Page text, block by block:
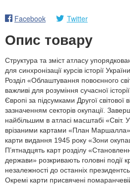
Facebook Twitter
Опис товару
Структура та зміст атласу
для синхронізації курсів історії
Розділ «Облаштування повоєнного
важливі для розуміння сучасної
Європі за підсумками Другої світової
зазначенням секторів окупації.
найбільшим в атласі масштабі «Світ.
врізаними картами «План Маршалла»
карти видання 1945 року «Зони
П’ятнадцять карт розділу
держави» розкривають головні події
незалежності до останніх
Окремі карти присвячені